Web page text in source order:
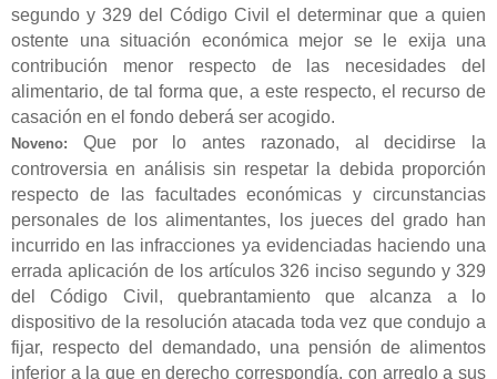
segundo y 329 del Código Civil el determinar que a quien
ostente una situación económica mejor se le exija una
contribución menor respecto de las necesidades del
alimentario, de tal forma que, a este respecto, el recurso de
casación en el fondo deberá ser acogido.
Noveno: Que por lo antes razonado, al decidirse la
controversia en análisis sin respetar la debida proporción
respecto de las facultades económicas y circunstancias
personales de los alimentantes, los jueces del grado han
incurrido en las infracciones ya evidenciadas haciendo una
errada aplicación de los artículos 326 inciso segundo y 329
del Código Civil, quebrantamiento que alcanza a lo
dispositivo de la resolución atacada toda vez que condujo a
fijar, respecto del demandado, una pensión de alimentos
inferior a la que en derecho correspondía, con arreglo a sus